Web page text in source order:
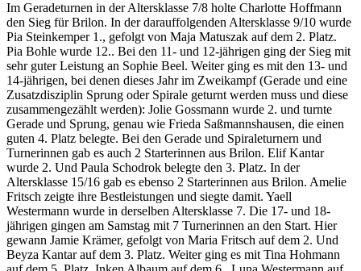
Im Geradeturnen in der Altersklasse 7/8 holte Charlotte Hoffmann
den Sieg für Brilon. In der darauffolgenden Altersklasse 9/10 wurde
Pia Steinkemper 1., gefolgt von Maja Matuszak auf dem 2. Platz.
Pia Bohle wurde 12.. Bei den 11- und 12-jährigen ging der Sieg mit
sehr guter Leistung an Sophie Beel. Weiter ging es mit den 13- und
14-jährigen, bei denen dieses Jahr im Zweikampf (Gerade und eine
Zusatzdisziplin Sprung oder Spirale geturnt werden muss und diese
zusammengezählt werden): Jolie Gossmann wurde 2. und turnte
Gerade und Sprung, genau wie Frieda Saßmannshausen, die einen
guten 4. Platz belegte. Bei den Gerade und Spiraleturnern und
Turnerinnen gab es auch 2 Starterinnen aus Brilon. Elif Kantar
wurde 2. Und Paula Schodrok belegte den 3. Platz. In der
Altersklasse 15/16 gab es ebenso 2 Starterinnen aus Brilon. Amelie
Fritsch zeigte ihre Bestleistungen und siegte damit. Yaell
Westermann wurde in derselben Altersklasse 7. Die 17- und 18-
jährigen gingen am Samstag mit 7 Turnerinnen an den Start. Hier
gewann Jamie Krämer, gefolgt von Maria Fritsch auf dem 2. Und
Beyza Kantar auf dem 3. Platz. Weiter ging es mit Tina Hohmann